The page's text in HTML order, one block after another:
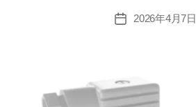
投
2026年4月7日